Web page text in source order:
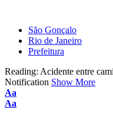
São Gonçalo
Rio de Janeiro
Prefeitura
Reading: Acidente entre
Notification Show More
Font
Resizer
Aa
Font
Aa